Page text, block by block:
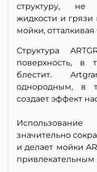
структуру, не
жидкости и грязи
мойки,
Структура
поверхность, в
блестит.
однородным, в
создает эффект
значительно
и делает мойки
привлекательным